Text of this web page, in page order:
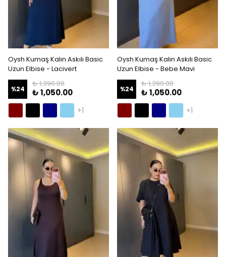
Oysh Kumaş Kalın Askılı Basic
Uzun Elbise - Lacivert
%24
₺ 1,390.00
₺ 1,050.00
+1
Oysh Kumaş Kalın Askılı Basic
Uzun Elbise - Bebe Mavi
%24
₺ 1,390.00
₺ 1,050.00
+1